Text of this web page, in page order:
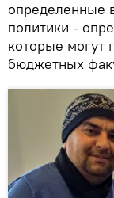
определенные
политики -
которые могут
бюджетных